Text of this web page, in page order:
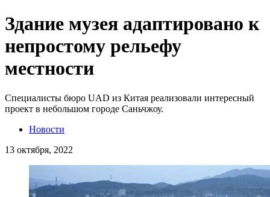
Здание музея адаптировано к
непростому рельефу
местности
Специалисты бюро UAD из Китая реализовали интересный
проект в небольшом городе Саньчжоу.
Новости
13 октября, 2022